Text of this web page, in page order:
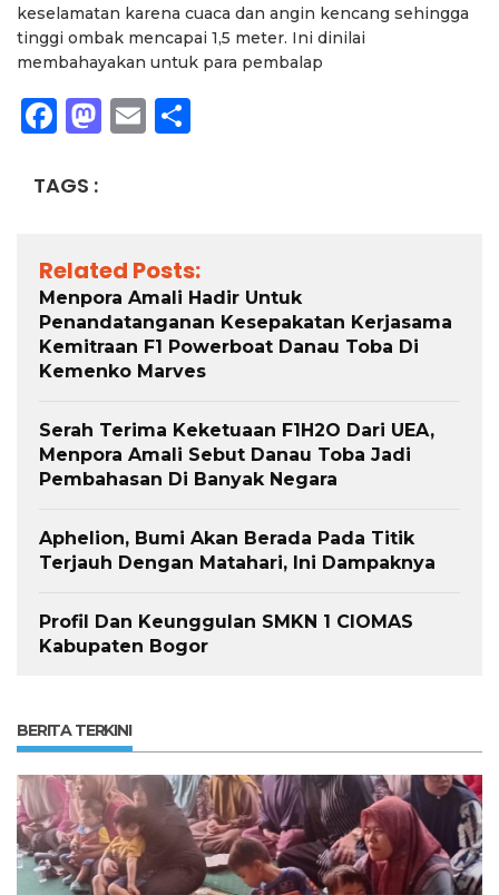
keselamatan karena cuaca dan angin kencang sehingga
tinggi ombak mencapai 1,5 meter. Ini dinilai
membahayakan untuk para pembalap
Facebook
Mastodon
Email
TAGS :
Related Posts:
Menpora Amali Hadir Untuk
Penandatanganan Kesepakatan Kerjasama
Kemitraan F1 Powerboat Danau Toba Di
Kemenko Marves
Serah Terima Keketuaan F1H2O Dari UEA,
Menpora Amali Sebut Danau Toba Jadi
Pembahasan Di Banyak Negara
Aphelion, Bumi Akan Berada Pada Titik
Terjauh Dengan Matahari, Ini Dampaknya
Profil Dan Keunggulan SMKN 1 CIOMAS
Kabupaten Bogor
BERITA TERKINI